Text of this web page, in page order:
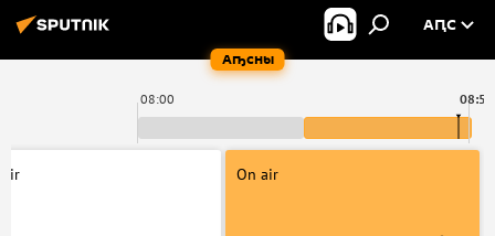
Аҧсны
АԤС
08:00 08:57
On air